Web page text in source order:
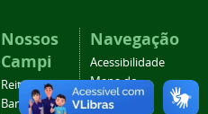
Nossos
Campi
Reitoria
Barbacena
Navegação
Acessibilidade
Mapa do
site